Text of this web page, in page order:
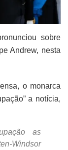
sobre
Andrew, nesta
o monarca
a notícia,
as
Windsor